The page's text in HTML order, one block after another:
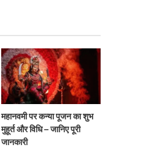
महानवमी पर कन्या पूजन का शुभ
मुहूर्त और विधि – जानिए पूरी
जानकारी